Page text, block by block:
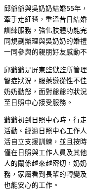
邱爺爺與吳奶奶結婚55年
牽手走紅毯，重溫昔日結
訓練服務，強化肢體功能
同規劃辦理與吳奶奶的婚
一同參與的親朋好友感動不
邱爺爺是屏東監獄監所管
智症狀況，服藥遵從性不
奶奶動怒，面對爺爺的狀
至日照中心接受服務。
爺爺初到日照中心時，行
活動。經過日照中心工作
活自立支援訓練，並且按
僅在日照與工作人員及其
人的關係越來越密切，奶
務，家屬看到長輩的轉變
也能安心的工作。